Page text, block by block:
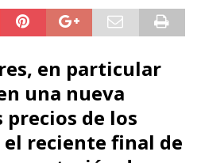
en particular
una nueva
precios de los
reciente final de